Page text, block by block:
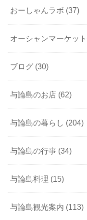
おーしゃんラボ (37)
オーシャンマーケッ
ブログ (30)
与論島のお店 (62)
与論島の暮らし (204)
与論島の行事 (34)
与論島料理 (15)
与論島観光案内 (113)